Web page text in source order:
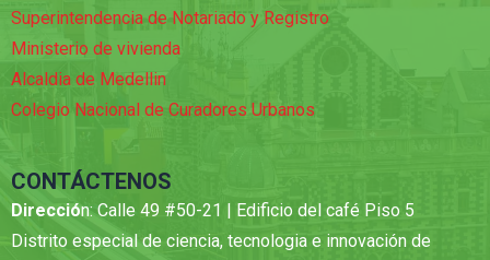
Superintendencia de Notariado y Registro
Ministerio de vivienda
Alcaldia de Medellin
Colegio Nacional de Curadores Urbanos
CONTÁCTENOS
Dirección: Calle 49 #50-21 | Edificio del café Piso 5
Distrito especial de ciencia, tecnologia e innovación de